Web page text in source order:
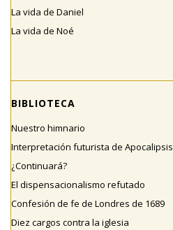
La vida de Daniel
La vida de Noé
BIBLIOTECA
Nuestro himnario
Interpretación futurista de Apocalipsis
¿Continuará?
El dispensacionalismo refutado
Confesión de fe de Londres de 1689
Diez cargos contra la iglesia